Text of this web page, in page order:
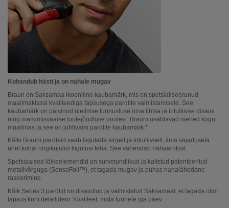
Kohandub hästi ja on nahale mugav
Braun on Saksamaa ikooniline kaubamärk, mis on spetsialiseerunud
maailmaklassi kvaliteediga täpsusega pardlite valmistamisele. See
kaubamärk on pälvinud üleilmse tunnustuse oma lihtsa ja intuitiivse disaini
ning märkimisväärse tootejõudluse poolest. Brauni usaldavad mehed kogu
maailmas ja see on juhtivaim pardlite kaubamärk.*
Kõiki Brauni pardleid saab liigutada sirgelt ja intuitiivselt, ilma vajaduseta
ühel kohal ringikujulisi liigutusi teha. See vähendab nahaärritust.
Spetsiaalsed lõikeelemendid on survetundlikud ja kaitstud patenteeritud
metallvõrguga (SensoFoil™), et tagada mugav ja puhas nahalähedane
raseerimine.
Kõik Series 3 pardlid on disainitud ja valmistatud Saksamaal, et tagada ülim
täpsus kuni detailideni. Kvaliteet, mida tunnete iga päev.